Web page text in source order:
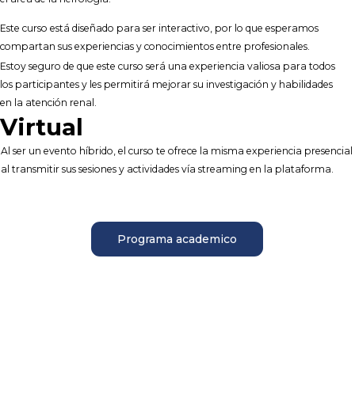
Este curso está diseñado para ser interactivo, por lo que esperamos
compartan sus experiencias y conocimientos entre profesionales.
Estoy seguro de que este curso será una experiencia valiosa para todos
los participantes y les permitirá mejorar su investigación y habilidades
en la atención renal.
Virtual
Al ser un evento híbrido, el curso te ofrece la misma experiencia presencial
al transmitir sus sesiones y actividades vía streaming en la plataforma.
Programa academico